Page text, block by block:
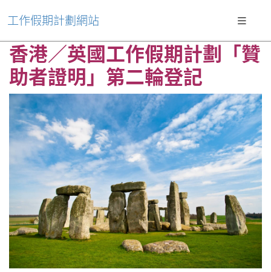
工作假期計劃網站
香港／英國工作假期計劃「贊
助者證明」第二輪登記